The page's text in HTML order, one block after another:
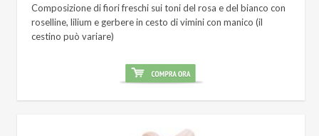
Composizione di fiori freschi sui toni del rosa e del bianco con
roselline, lilium e gerbere in cesto di vimini con manico (il
cestino può variare)